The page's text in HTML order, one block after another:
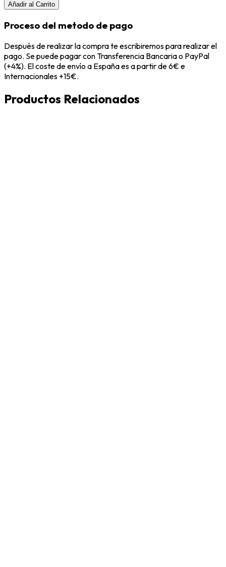
Añadir al Carrito
Proceso del metodo de pago
Después de realizar la compra te escribiremos para realizar el
pago. Se puede pagar con Transferencia Bancaria o PayPal
(+4%). El coste de envío a España es a partir de 6€ e
Internacionales +15€.
Productos Relacionados